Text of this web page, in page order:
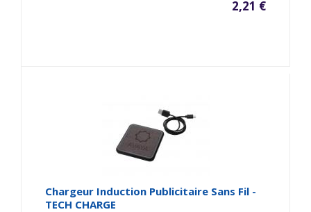
2,21 €
Chargeur Induction Publicitaire Sans Fil -
TECH CHARGE